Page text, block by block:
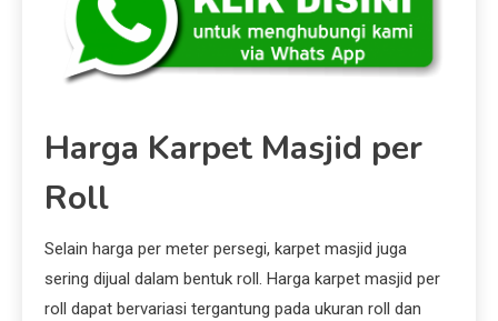
Harga Karpet Masjid per
Roll
Selain harga per meter persegi, karpet masjid juga
sering dijual dalam bentuk roll. Harga karpet masjid per
roll dapat bervariasi tergantung pada ukuran roll dan